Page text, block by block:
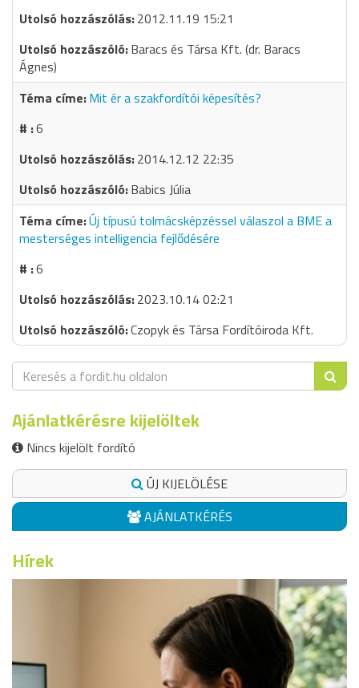
2012.11.19 15:21
Baracs és Társa Kft. (dr. Baracs
Ágnes)
Mit ér a szakfordítói képesítés?
6
2014.12.12 22:35
Babics Júlia
Új típusú tolmácsképzéssel válaszol a BME a
mesterséges intelligencia fejlődésére
6
2023.10.14 02:21
Czopyk és Társa Fordítóiroda Kft.
Ajánlatkérésre kijelöltek
Nincs kijelölt fordító
ÚJ KIJELÖLÉSE
AJÁNLATKÉRÉS
Hírek